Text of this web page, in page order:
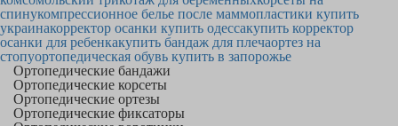
спинукомпрессионное белье после маммопластики купить
украинакорректор осанки купить одессакупить корректор
осанки для ребенкакупить бандаж для плечаортез на
стопуортопедическая обувь купить в запорожье
Ортопедические бандажи
Ортопедические корсеты
Ортопедические ортезы
Ортопедические фиксаторы